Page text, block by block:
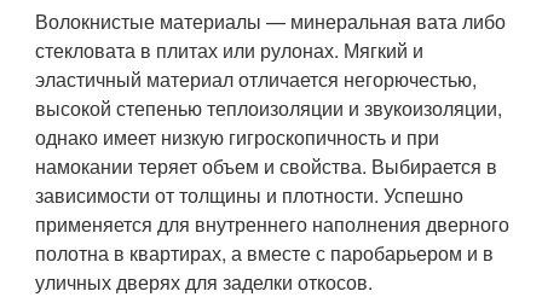
Волокнистые материалы — минеральная вата либо
стекловата в плитах или рулонах. Мягкий и
эластичный материал отличается негорючестью,
высокой степенью теплоизоляции и звукоизоляции,
однако имеет низкую гигроскопичность и при
намокании теряет объем и свойства. Выбирается в
зависимости от толщины и плотности. Успешно
применяется для внутреннего наполнения дверного
полотна в квартирах, а вместе с паробарьером и в
уличных дверях для заделки откосов.